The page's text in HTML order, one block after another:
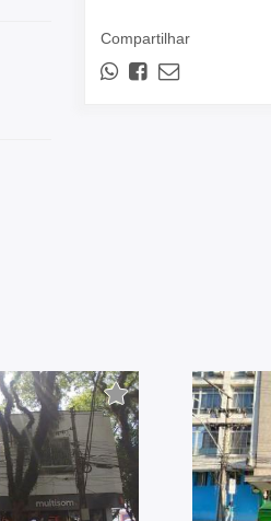
Compartilhar